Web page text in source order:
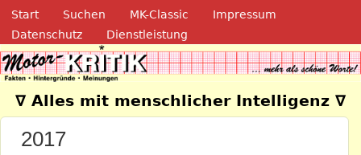
Direkt zum Inhalt
Navigation
Start Suchen MK-Classic
Impressum
Datenschutz
Dienstleistung
Motor-Kritik.de
∇ Alles mit menschlicher Intelligenz ∇
2017